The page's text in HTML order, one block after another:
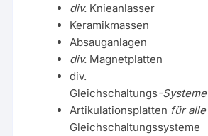
div. Knieanlasser
Keramikmassen
Absauganlagen
div. Magnetplatten
div.
Gleichschaltungs-Systeme
Artikulationsplatten für alle
Gleichschaltungssysteme